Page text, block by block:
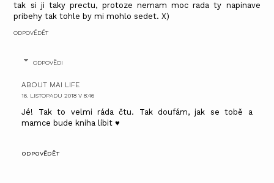
tak si ji taky prectu, protoze nemam moc rada ty napinave
pribehy tak tohle by mi mohlo sedet. X)
ODPOVĚDĚT
ODPOVĚDI
ABOUT MAI LIFE
16. LISTOPADU 2018 V 8:46
Jé! Tak to velmi ráda čtu. Tak doufám, jak se tobě a
mamce bude kniha líbit ♥
ODPOVĚDĚT